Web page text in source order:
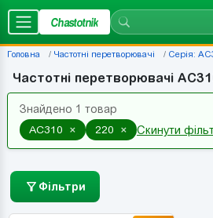
Chastotnik
Головна Частотні перетворювачі Серія:
Частотні перетворювачі
Знайдено 1 товар
AC310
× 220 × Скинути
Фільтри